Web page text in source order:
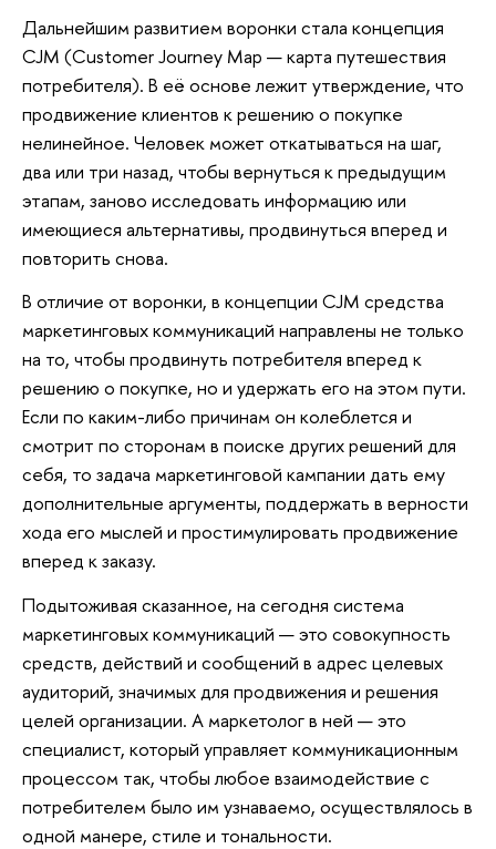
Дальнейшим развитием воронки стала концепция
CJM (Customer Journey Map — карта путешествия
потребителя). В её основе лежит утверждение, что
продвижение клиентов к решению о покупке
нелинейное. Человек может откатываться на шаг,
два или три назад, чтобы вернуться к предыдущим
этапам, заново исследовать информацию или
имеющиеся альтернативы, продвинуться вперед и
повторить снова.
В отличие от воронки, в концепции CJM средства
маркетинговых коммуникаций направлены не только
на то, чтобы продвинуть потребителя вперед к
решению о покупке, но и удержать его на этом пути.
Если по каким-либо причинам он колеблется и
смотрит по сторонам в поиске других решений для
себя, то задача маркетинговой кампании дать ему
дополнительные аргументы, поддержать в верности
хода его мыслей и простимулировать продвижение
вперед к заказу.
Подытоживая сказанное, на сегодня система
маркетинговых коммуникаций — это совокупность
средств, действий и сообщений в адрес целевых
аудиторий, значимых для продвижения и решения
целей организации. А маркетолог в ней — это
специалист, который управляет коммуникационным
процессом так, чтобы любое взаимодействие с
потребителем было им узнаваемо, осуществлялось в
одной манере, стиле и тональности.